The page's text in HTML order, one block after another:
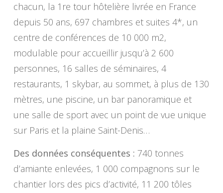
chacun, la 1re tour hôtelière livrée en France
depuis 50 ans, 697 chambres et suites 4*, un
centre de conférences de 10 000 m2,
modulable pour accueillir jusqu’à 2 600
personnes, 16 salles de séminaires, 4
restaurants, 1 skybar, au sommet, à plus de 130
mètres, une piscine, un bar panoramique et
une salle de sport avec un point de vue unique
sur Paris et la plaine Saint-Denis…
Des données conséquentes : 740 tonnes
d’amiante enlevées, 1 000 compagnons sur le
chantier lors des pics d’activité, 11 200 tôles